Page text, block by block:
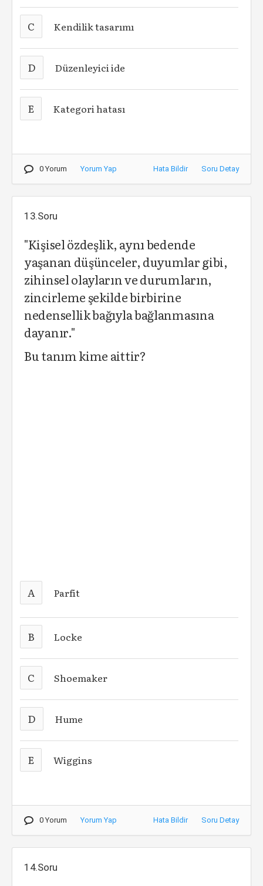
C Kendilik tasarımı
D Düzenleyici ide
E Kategori hatası
0 Yorum Yorum Yap Hata Bildir Soru Detay
13.Soru
"Kişisel özdeşlik, aynı bedende
yaşanan düşünceler, duyumlar gibi,
zihinsel olayların ve durumların,
zincirleme şekilde birbirine
nedensellik bağıyla bağlanmasına
dayanır."
Bu tanım kime aittir?
A Parfit
B Locke
C Shoemaker
D Hume
E Wiggins
0 Yorum Yorum Yap Hata Bildir Soru Detay
14.Soru